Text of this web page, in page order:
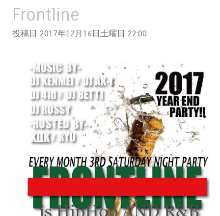
Frontline
投稿日 2017年12月16日土曜日 22:00